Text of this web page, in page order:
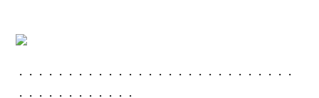
・・・・・・・・・・・・・・・・・・・・・・・・・・・・